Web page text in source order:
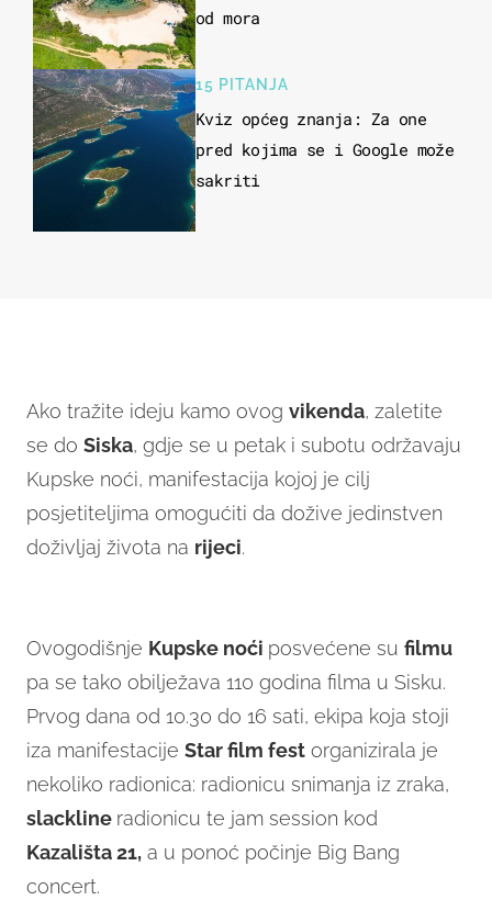
od mora
15 PITANJA
Kviz općeg znanja: Za one
pred kojima se i Google može
sakriti
Ako tražite ideju kamo ovog vikenda, zaletite
se do Siska, gdje se u petak i subotu održavaju
Kupske noći, manifestacija kojoj je cilj
posjetiteljima omogućiti da dožive jedinstven
doživljaj života na rijeci.
Ovogodišnje Kupske noći posvećene su filmu
pa se tako obilježava 110 godina filma u Sisku.
Prvog dana od 10.30 do 16 sati, ekipa koja stoji
iza manifestacije Star film fest organizirala je
nekoliko radionica: radionicu snimanja iz zraka,
slackline radionicu te jam session kod
Kazališta 21, a u ponoć počinje Big Bang
concert.